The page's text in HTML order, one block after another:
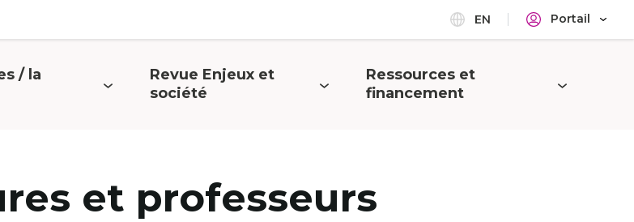
EN Portail
/ la
Ouvrir
Revue Enjeux et
société
Ouvrir
Ressources et
financement
et professeurs